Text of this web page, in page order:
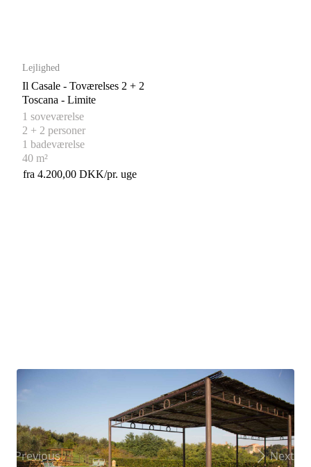
Lejlighed
Il Casale - Toværelses 2 + 2
Toscana - Limite
1 soveværelse
2 + 2 personer
1 badeværelse
40 m²
fra 4.200,00 DKK/pr. uge
Previous Next